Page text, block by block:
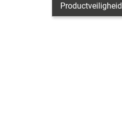
Productveiligheid